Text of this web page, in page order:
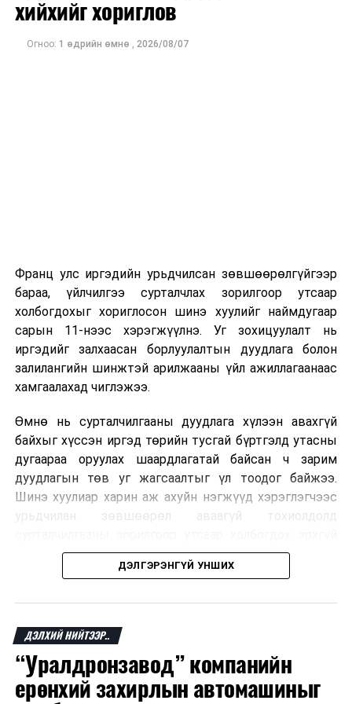
болон хилийн чанадад хэрхэн, яаж зүй зохистой, зөв
зөвлөмжийг өгсөнөөрөө онцлог юм.
хийхийг хориглов
Огноо: 1 өдрийн өмнө , 2026/08/07
Франц улс иргэдийн урьдчилсан зөвшөөрөлгүйгээр
бараа, үйлчилгээ сурталчлах зорилгоор утсаар
холбогдохыг хориглосон шинэ хуулийг наймдугаар
сарын 11-нээс хэрэгжүүлнэ. Уг зохицуулалт нь
иргэдийг залхаасан борлуулалтын дуудлага болон
залилангийн шинжтэй арилжааны үйл ажиллагаанаас
хамгаалахад чиглэжээ.
Өмнө нь сурталчилгааны дуудлага хүлээн авахгүй
байхыг хүссэн иргэд төрийн тусгай бүртгэлд утасны
дугаараа оруулах шаардлагатай байсан ч зарим
дуудлагын төв уг жагсаалтыг үл тоодог байжээ.
Шинэ хуулиар харин аж ахуйн нэгжүүд хэрэглэгчээс
урьдчилан зөвшөөрөл аваагүй тохиолдолд
болно. Иргэн өгсөн зөвшөөрлөө хүссэн үедээ цуцлах
Францын эрх баригчдын тооцоолсноор тус улсын
иргэдийн дөрөвний гурав орчим нь долоо хоног бүр
дор хаяж нэг удаа хүсээгүй сурталчилгааны дуудлага
хүлээн авдаг бөгөөд олон хүн үүнээс ч олон
дуудлагад өртдөг байна. Хэрэглэгчийн эрхийг
ДЭЛГЭРЭНГҮЙ УНШИХ
ДЭЛХИЙ НИЙТЭЭР..
“Уралдронзавод” компанийн
ерөнхий захирлын автомашиныг